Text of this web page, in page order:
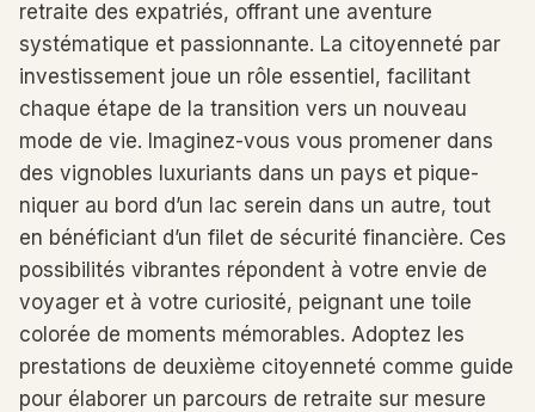
retraite des expatriés, offrant une aventure
systématique et passionnante. La citoyenneté par
investissement joue un rôle essentiel, facilitant
chaque étape de la transition vers un nouveau
mode de vie. Imaginez-vous vous promener dans
des vignobles luxuriants dans un pays et pique-
niquer au bord d’un lac serein dans un autre, tout
en bénéficiant d’un filet de sécurité financière. Ces
possibilités vibrantes répondent à votre envie de
voyager et à votre curiosité, peignant une toile
colorée de moments mémorables. Adoptez les
prestations de deuxième citoyenneté comme guide
pour élaborer un parcours de retraite sur mesure